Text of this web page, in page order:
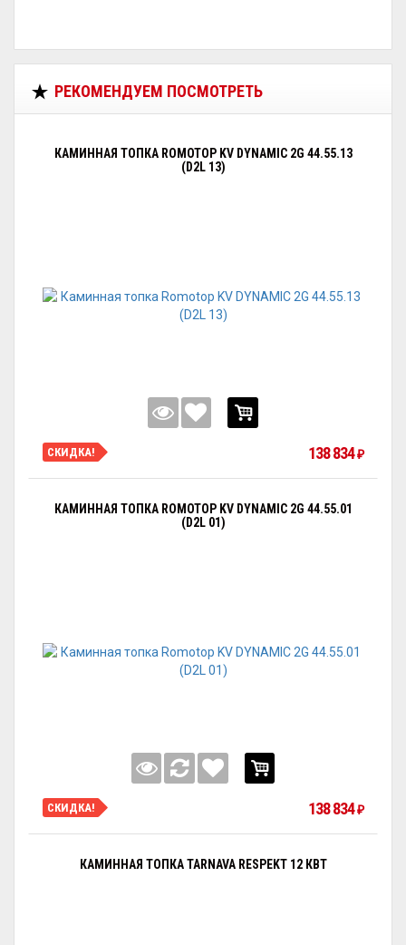
РЕКОМЕНДУЕМ ПОСМОТРЕТЬ
КАМИННАЯ ТОПКА ROMOTOP KV DYNAMIC 2G 44.55.13
(D2L 13)
СКИДКА! 138 834₽
КАМИННАЯ ТОПКА ROMOTOP KV DYNAMIC 2G 44.55.01
(D2L 01)
СКИДКА! 138 834₽
КАМИННАЯ ТОПКА TARNAVA RESPEKT 12 КВТ